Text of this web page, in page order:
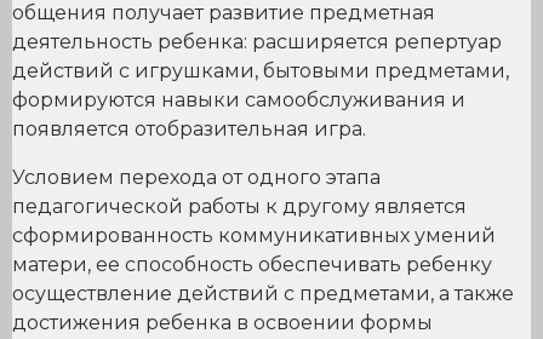
общения получает развитие предметная
деятельность ребенка: расширяется репертуар
действий с игрушками, бытовыми предметами,
формируются навыки самообслуживания и
появляется отобразительная игра.
Условием перехода от одного этапа
педагогической работы к другому является
сформированность коммуникативных умений
матери, ее способность обеспечивать ребенку
осуществление действий с предметами, а также
достижения ребенка в освоении формы